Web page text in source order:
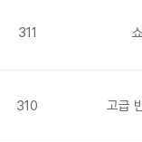
311
310 고급